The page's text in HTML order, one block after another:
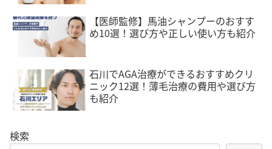
【医師監修】馬油シャンプーのおすす
め10選！選び方や正しい使い方も紹介
石川でAGA治療ができるおすすめクリ
ニック12選！薄毛治療の費用や選び方
も紹介
検索